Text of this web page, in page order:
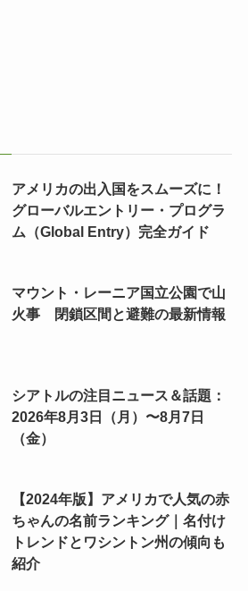
アメリカの出入国をスムーズに！
グローバルエントリー・プログラ
ム（Global Entry）完全ガイド
マウント・レーニア国立公園で山
火事 閉鎖区間と避難の最新情報
シアトルの注目ニュース＆話題：
2026年8月3日（月）〜8月7日
（金）
【2024年版】アメリカで人気の赤
ちゃんの名前ランキング｜名付け
トレンドとワシントン州の傾向も
紹介